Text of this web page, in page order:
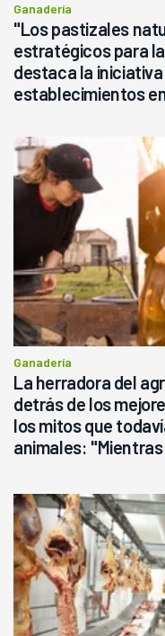
Ganadería
"Los pastizales
estratégicos para
destaca la
establecimientos
Ganadería
La herradora del
detrás de los
los mitos que
animales: